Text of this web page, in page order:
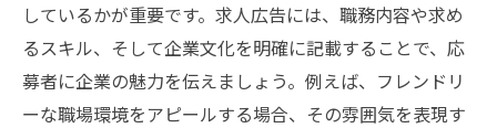
しているかが重要です。求人広告には、職務内容や求め
るスキル、そして企業文化を明確に記載することで、応
募者に企業の魅力を伝えましょう。例えば、フレンドリ
ーな職場環境をアピールする場合、その雰囲気を表現す